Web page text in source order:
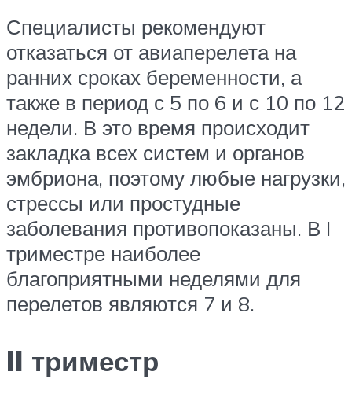
Специалисты рекомендуют
отказаться от авиаперелета на
ранних сроках беременности, а
также в период с 5 по 6 и с 10 по 12
недели. В это время происходит
закладка всех систем и органов
эмбриона, поэтому любые нагрузки,
стрессы или простудные
заболевания противопоказаны. В I
триместре наиболее
благоприятными неделями для
перелетов являются 7 и 8.
II триместр